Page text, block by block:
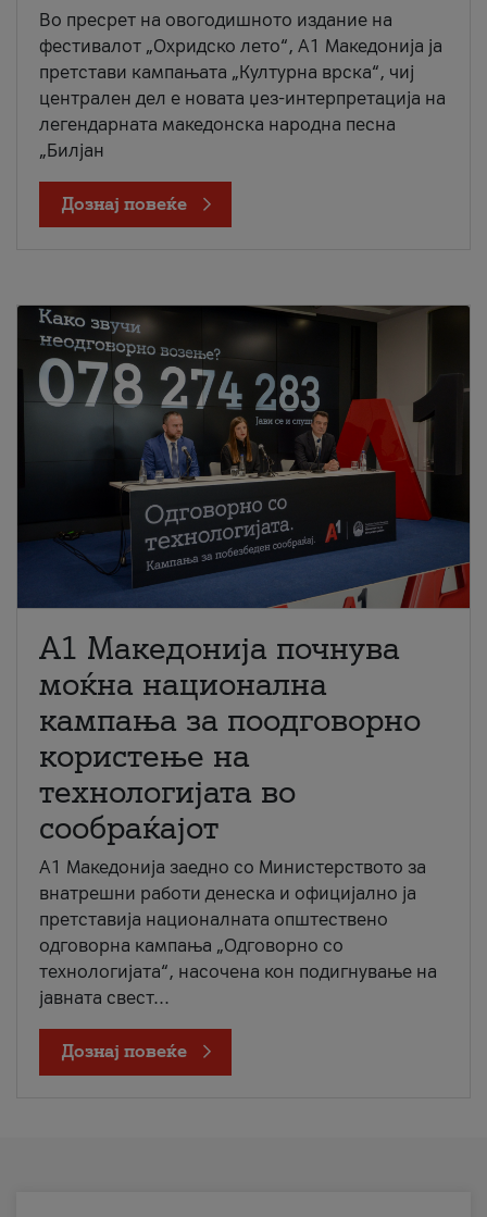
Во пресрет на овогодишното издание на
фестивалот „Охридско лето“, А1 Македонија ја
претстави кампањата „Културна врска“, чиј
централен дел е новата џез-интерпретација на
легендарната македонска народна песна
„Билјан
Дознај повеќе
A1 Македонија почнува
моќна национална
кампања за поодговорно
користење на
технологијата во
сообраќајот
A1 Македонија заедно со Министерството за
внатрешни работи денеска и официјално ја
претставија националната општествено
одговорна кампања „Одговорно со
технологијата“, насочена кон подигнување на
јавната свест...
Дознај повеќе